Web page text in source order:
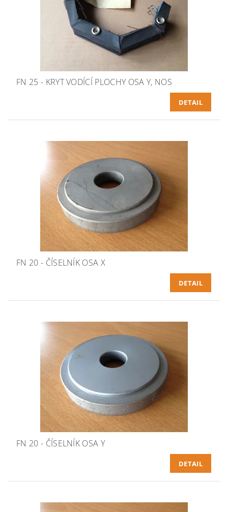
FN 25 - KRYT VODÍCÍ PLOCHY OSA Y, NOS
DETAIL
FN 20 - ČÍSELNÍK OSA X
DETAIL
FN 20 - ČÍSELNÍK OSA Y
DETAIL